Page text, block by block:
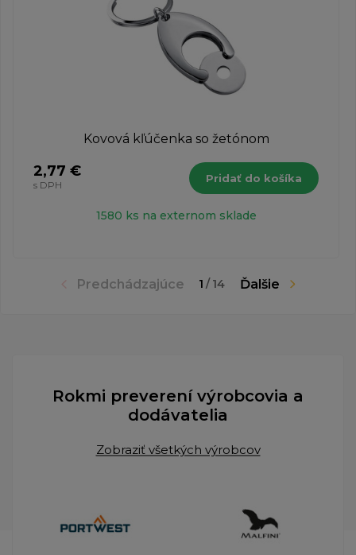
Predchádzajúce 1 / 14 Ďalšie
Kovová kľúčenka so žetónom
2,77 €
s DPH
Pridať do košíka
1580 ks na externom sklade
Rokmi preverení výrobcovia a
dodávatelia
Zobraziť všetkých výrobcov